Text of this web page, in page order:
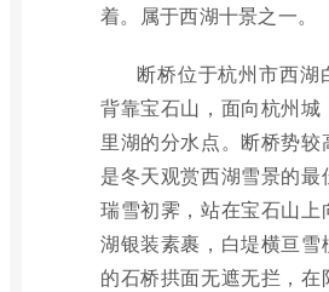
着。属于西湖十景之一。
断桥位于杭州市西湖
背靠宝石山，面向杭州城
里湖的分水点。断桥势较
是冬天观赏西湖雪景的最
瑞雪初霁，站在宝石山上
湖银装素裹，白堤横亘雪
的石桥拱面无遮无拦，在